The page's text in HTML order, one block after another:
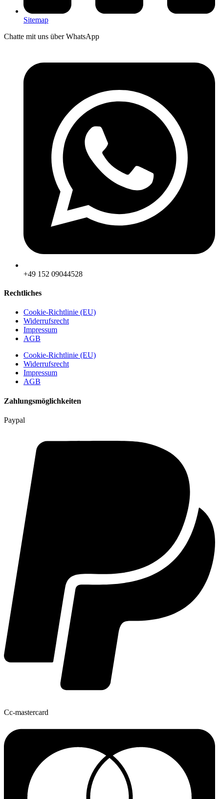
Sitemap
Chatte mit uns über WhatsApp
‪+49 152 09044528
Rechtliches
Cookie-Richtlinie (EU)
Widerrufsrecht
Impressum
AGB
Cookie-Richtlinie (EU)
Widerrufsrecht
Impressum
AGB
Zahlungsmöglichkeiten
Paypal
Cc-mastercard